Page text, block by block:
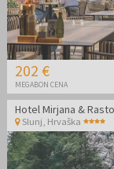
202 €
MEGABON CENA
Slunj, Hrvaška